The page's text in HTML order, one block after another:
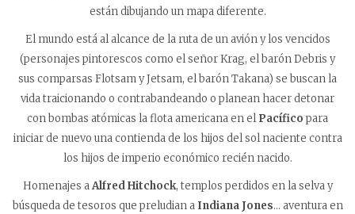
están dibujando un mapa diferente.
El mundo está al alcance de la ruta de un avión y los vencidos
(personajes pintorescos como el señor Krag, el barón Debris y
sus comparsas Flotsam y Jetsam, el barón Takana) se buscan la
vida traicionando o contrabandeando o planean hacer detonar
con bombas atómicas la flota americana en elPacífico para
iniciar de nuevo una contienda de los hijos del sol naciente contra
los hijos de imperio económico recién nacido.
Homenajes aAlfred Hitchock, templos perdidos en la selva y
búsqueda de tesoros que preludian a Indiana Jones… aventura en